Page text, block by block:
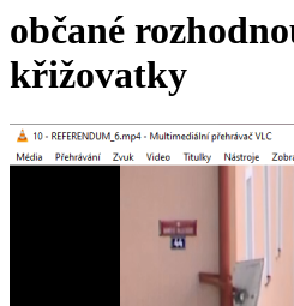
občané
křižovatky